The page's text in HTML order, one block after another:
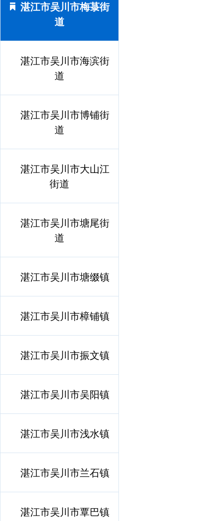
湛江市吴川市梅菉街
道
湛江市吴川市海滨街
道
湛江市吴川市博铺街
道
湛江市吴川市大山江
街道
湛江市吴川市塘尾街
道
湛江市吴川市塘缀镇
湛江市吴川市樟铺镇
湛江市吴川市振文镇
湛江市吴川市吴阳镇
湛江市吴川市浅水镇
湛江市吴川市兰石镇
湛江市吴川市覃巴镇